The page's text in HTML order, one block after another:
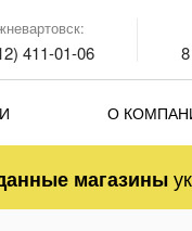
411-01-06
О
магазины